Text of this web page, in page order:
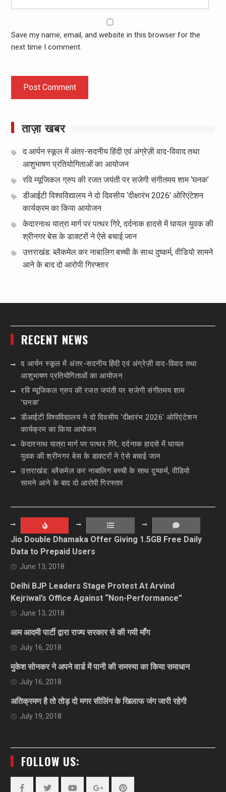
Save my name, email, and website in this browser for the
next time I comment.
ताज़ा खबर
द आर्यन स्कूल में अंतर-सदनीय हिंदी एवं अंग्रेज़ी वाद-विवाद तथा
आशुभाषण प्रतियोगिताओं का आयोजन
रवि म्यूजिकल ग्रुप की रजत जयंती पर सजेगी संगीतमय शाम ‘घनक’
डीआईटी विश्वविद्यालय ने दो दिवसीय ‘दीक्षारंभ 2026’ ओरिएंटेशन
कार्यक्रम का किया आयोजन
केदारनाथ यात्रा मार्ग पर पत्थर गिरे, दर्दनाक हादसे में घायल युवक की
श्रीनगर बेस के डाक्टरों ने ऐसे बचाई जान
उत्तराखंड: ब्लैकमेल कर नाबालिग बच्ची के साथ दुष्कर्म, वीडियो सामने
आने के बाद दो आरोपी गिरफ्तार
RECENT NEWS
द आर्यन स्कूल में अंतर-सदनीय हिंदी एवं अंग्रेज़ी वाद-विवाद तथा
आशुभाषण प्रतियोगिताओं का आयोजन
रवि म्यूजिकल ग्रुप की रजत जयंती पर सजेगी संगीतमय शाम
‘घनक’
डीआईटी विश्वविद्यालय ने दो दिवसीय ‘दीक्षारंभ 2026’ ओरिएंटेशन
कार्यक्रम का किया आयोजन
केदारनाथ यात्रा मार्ग पर पत्थर गिरे, दर्दनाक हादसे में घायल
युवक की श्रीनगर बेस के डाक्टरों ने ऐसे बचाई जान
उत्तराखंड: ब्लैकमेल कर नाबालिग बच्ची के साथ दुष्कर्म, वीडियो
सामने आने के बाद दो आरोपी गिरफ्तार
Jio Double Dhamaka Offer Giving 1.5GB Free Daily
Data to Prepaid Users
June 13, 2018
Delhi BJP Leaders Stage Protest At Arvind
Kejriwal’s Office Against “Non-Performance”
June 13, 2018
आम आदमी पार्टी द्वारा राज्य सरकार से की गयी माँग
July 16, 2018
मुकेश सोनकर ने अपने वार्ड में पानी की समस्या का किया समाधान
July 16, 2018
अतिक्रमण है तो तोड़ दो मगर सीलिंग के खिलाफ जंग जारी रहेगी
July 19, 2018
FOLLOW US: